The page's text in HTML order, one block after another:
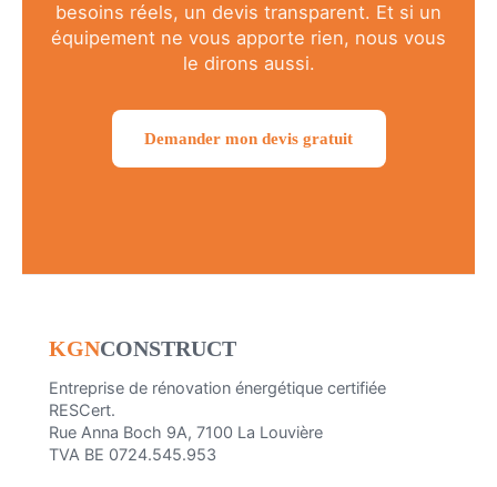
besoins réels, un devis transparent. Et si un
équipement ne vous apporte rien, nous vous
le dirons aussi.
Demander mon devis gratuit
KGNCONSTRUCT
Entreprise de rénovation énergétique certifiée
RESCert.
Rue Anna Boch 9A, 7100 La Louvière
TVA BE 0724.545.953